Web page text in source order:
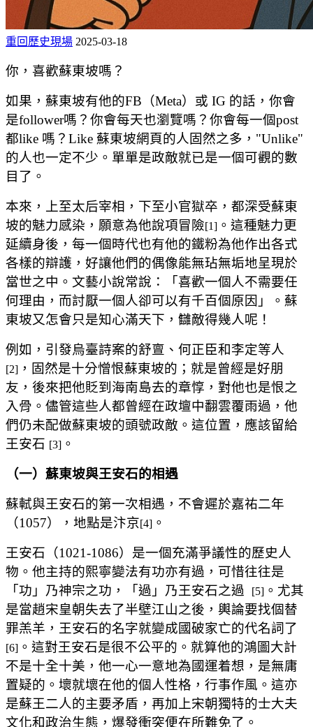
重回歷史現場 2025-03-18
你，喜歡蘇東坡嗎？
如果，蘇東坡有他的FB（Meta）或 IG 的話，你會
是follower嗎？你會每天也瀏覽嗎？你會每一個post
都like 嗎？Like 蘇東坡網頁的人固然之多，"Unlike"
的人也一定不少。單單是政敵就已是一個可觀的數
目了。
本來，上至太后宰相，下至小官獄卒，都深受蘇東
坡的魅力感染，願意為他說項冒險[1] 。這種魅力更
延續身後，每一個時代也有他的鐵粉為他作出各式
各樣的辯護，好讓他們的偶像能無玷無垢地呈現於
當世之中。文藝小說常說：「喜歡一個人不需要任
何理由，而討厭一個人卻可以有千百個原因」。蘇
東坡又怎會只是知心滿天下，讎敵得幾人呢！
例如，引發烏臺詩案的舒亶、何正臣和李定等人
[2] ，固然是十分憎恨蘇東坡的；就是曾經是好朋
友，後來把他貶到海南島去的章惇，對他也是恨之
入骨。儘管這些人都曾經在政壇中翻雲覆雨過，他
們仍未配做蘇東坡的頭號政敵。這位置，應該留給
王安石 [3] 。
（一）蘇東坡與王安石的相遇
蘇軾與王安石的第一次相遇，不會遲於嘉祐二年
（1057），地點是汴京[4] 。
王安石（1021-1086）是一個充滿爭議性的歷史人
物。他主持的熙寧變法有功亦有過，可惜往往是
「功」乃神宗之功，「過」乃王安石之過
[5] 。尤其
是當趙宋皇朝失去了半壁江山之後，輿論要找個替
罪羔羊，王安石的名字就變成國破家亡的代名詞了
[6] 。這對王安石是很不公平的。就算他的鴻圖大計
不是十全十美，他一心一意地為國運着想，是無庸
置疑的。壞就壞在他的個人性格，行事作風。這亦
是蘇王二人的主要矛盾，再加上宋朝獨特的士大夫
文化和政治生態，爆發衝突便在所難免了。